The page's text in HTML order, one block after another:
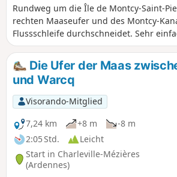
Rundweg um die Île de Montcy-Saint-
rechten Maaseufer und des Montcy-
Flussschleife durchschneidet. Sehr
zwischen Stadt und Natur, für alle
ergehene Sportler als auch
entfliehen möchten, kommen hier auf
Zahlreiche Beobachtungspunkte für die
und mehrere Aussichtspunkte auf
die Umgebung.
Die Ufer der Maas
und Warcq
Visorando-Mitglied
7,24 km
+8 m
-8 m
2:05 Std.
Leicht
Start in Charleville-Mézières
(Ardennes)